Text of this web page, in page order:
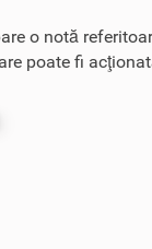
o notă
poate fi